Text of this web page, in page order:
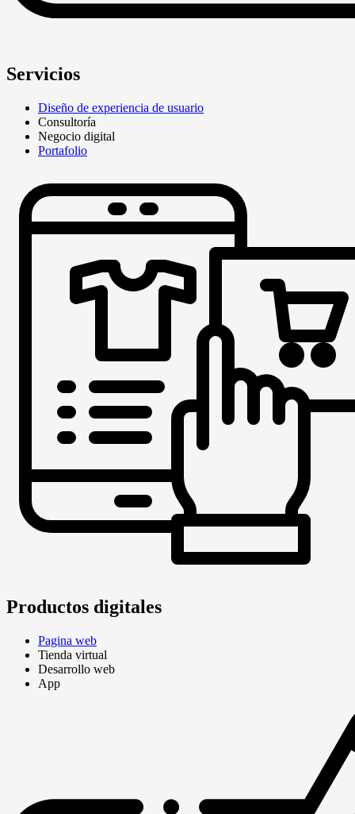
Servicios
Diseño de experiencia de usuario
Consultoría
Negocio digital
Portafolio
Productos digitales
Pagina web
Tienda virtual
Desarrollo web
App